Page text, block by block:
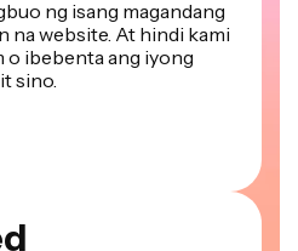
na website. At hindi kami
o ibebenta ang iyong
sino.